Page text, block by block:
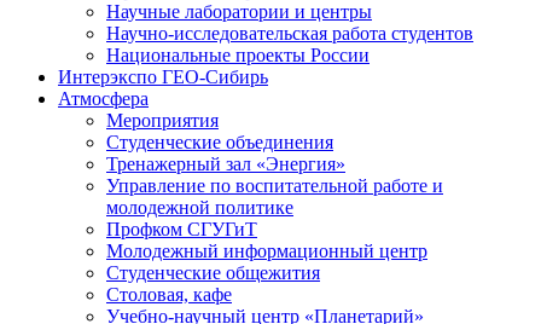
Научные лаборатории и центры
Научно-исследовательская работа студентов
Национальные проекты России
Интерэкспо ГЕО-Сибирь
Атмосфера
Мероприятия
Студенческие объединения
Тренажерный зал «Энергия»
Управление по воспитательной работе и
молодежной политике
Профком СГУГиТ
Молодежный информационный центр
Студенческие общежития
Столовая, кафе
Учебно-научный центр «Планетарий»